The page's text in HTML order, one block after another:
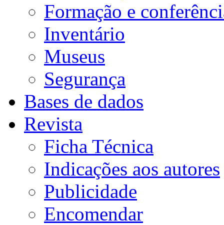
Formação e
Inventário
Museus
Segurança
Bases de dados
Revista
Ficha Técnica
Indicações aos autores
Publicidade
Encomendar